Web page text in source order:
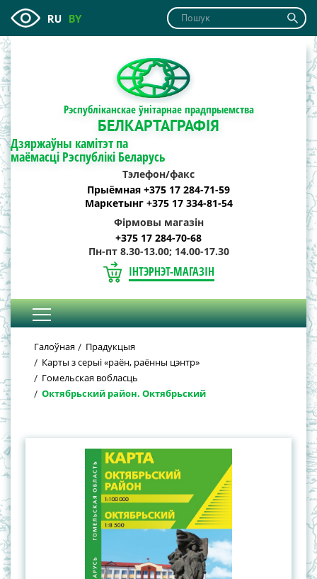
RU BY
Рэспубліканскае ўнітарнае прадпрыемства
БЕЛКАРТАГРАФІЯ
Дзяржаўны камітэт па
маёмасці Рэспублікі Беларусь
Тэлефон/факс
Прыёмная +375 17 284-71-59
Маркетынг +375 17 334-81-54
Фірмовы магазін
+375 17 284-70-68
Пн-пт 8.30-13.00; 14.00-17.30
ІНТЭРНЭТ-МАГАЗІН
Галоўная
Прадукцыя
Карты з серыі «раён, раённы цэнтр»
Гомельская вобласць
Октябрьский район. Октябрьский